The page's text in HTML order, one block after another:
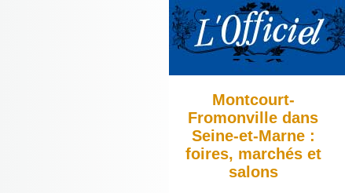
Montcourt-
Fromonville dans
Seine-et-Marne :
foires, marchés et
salons